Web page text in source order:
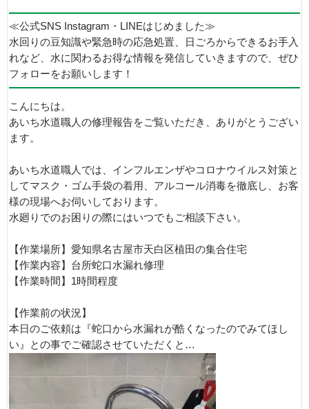
≪公式SNS Instagram・LINEはじめました≫
水回りの豆知識や緊急時の応急処置、日ごろからできるお手入
れなど、水に関わるお得な情報を発信していきますので、ぜひ
フォローをお願いします！
こんにちは。
あいち水道職人の修理報告をご覧いただき、ありがとうござい
ます。
あいち水道職人では、インフルエンザやコロナウイルス対策と
してマスク・ゴム手袋の着用、アルコール消毒を徹底し、お客
様の現場へお伺いしております。
水廻りでのお困りの際にはいつでもご相談下さい。
【作業場所】愛知県名古屋市天白区植田の集合住宅
【作業内容】台所蛇口水漏れ修理
【作業時間】1時間程度
【作業前の状況】
本日のご依頼は『蛇口から水漏れが酷くなったのでみてほし
い』との事でご確認させていただくと…